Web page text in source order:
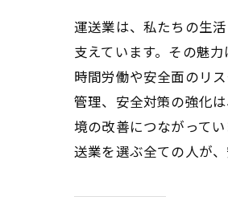
運送業は、私たちの生
支えています。その魅
時間労働や安全面のリ
管理、安全対策の強化
境の改善につながって
送業を選ぶ全ての人が